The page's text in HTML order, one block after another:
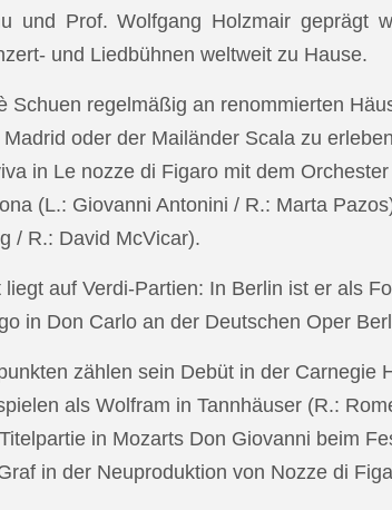
und Prof. Wolfgang Holzmair
und Liedbühnen weltweit zu Hause.
Schuen regelmäßig an renommierten
oder der Mailänder Scala zu
in Le nozze di Figaro mit dem
(L.: Giovanni Antonini / R.: Marta
/ R.: David McVicar).
auf Verdi-Partien: In Berlin ist er als
in Don Carlo an der Deutschen Oper
zählen sein Debüt in der Carnegie
als Wolfram in Tannhäuser (R.:
in Mozarts Don Giovanni beim
in der Neuproduktion von Nozze di